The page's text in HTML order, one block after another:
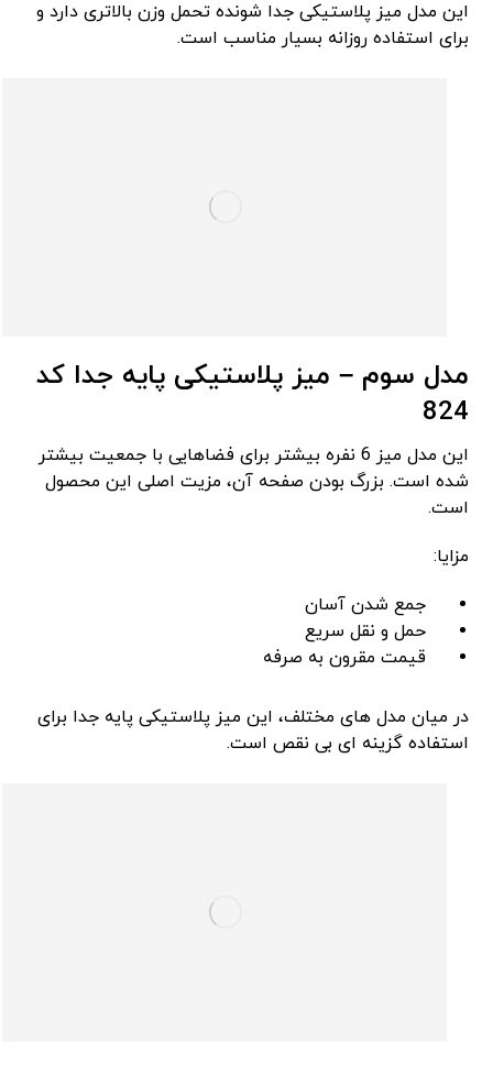
این مدل میز پلاستیکی جدا شونده تحمل وزن بالاتری دارد و
برای استفاده روزانه بسیار مناسب است.
مدل سوم– میز پلاستیکی پایه جدا کد
824
این مدل میز 6 نفره بیشتر برای فضاهایی با جمعیت بیشتر
شده است. بزرگ بودن صفحه آن، مزیت اصلی این محصول
است.
مزایا:
جمع شدن آسان
حمل ‌و نقل سریع
قیمت مقرون ‌به ‌صرفه
در میان مدل ‌های مختلف، این میز پلاستیکی پایه جدا برای
استفاده گزینه ‌ای بی ‌نقص است.